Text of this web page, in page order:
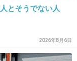
とそうでない人
2026年8月6日